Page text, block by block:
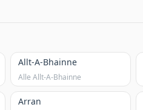
Allt-A-Bhainne
Alle Allt-A-Bhainne
Arran